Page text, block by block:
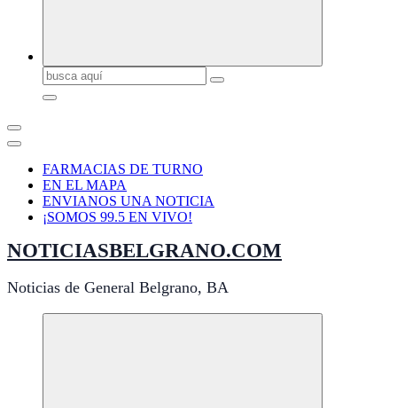
Buscar:
FARMACIAS DE TURNO
EN EL MAPA
ENVIANOS UNA NOTICIA
¡SOMOS 99.5 EN VIVO!
NOTICIASBELGRANO.COM
Noticias de General Belgrano, BA